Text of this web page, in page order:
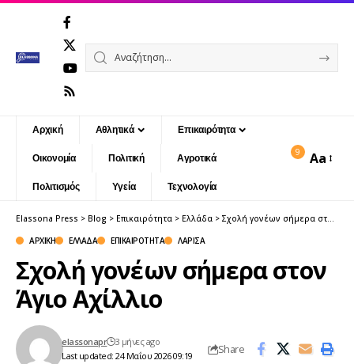
Αρχική Αθλητικά Επικαιρότητα
Οικονομία Πολιτική Αγροτικά
Πολιτισμός Υγεία Τεχνολογία
9
Font
Aa
Elassona Press > Blog > Επικαιρότητα > Ελλάδα > Σχολή γονέων σήμερα στον Άγιο Αχίλλιο
ΑΡΧΙΚΉ
ΕΛΛΆΔΑ ΕΠΙΚΑΙΡΌΤΗΤΑ ΛΆΡΙΣΑ
Σχολή γονέων σήμερα στον
Άγιο Αχίλλιο
Last updated: 24 Μαΐου 2026 09:19
elassonapr 3 μήνες ago Share